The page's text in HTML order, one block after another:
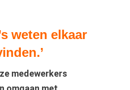
weten elkaar
medewerkers